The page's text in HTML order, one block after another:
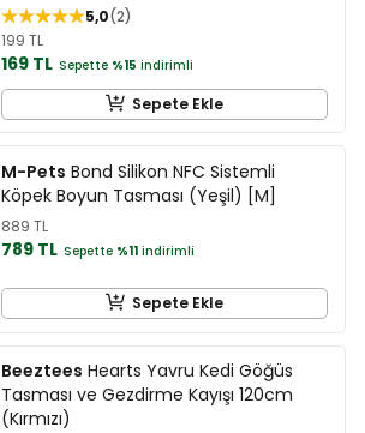
5,0 2
199 TL
169 TL Sepette %15 indirimli
Sepete Ekle
M-Pets Bond Silikon NFC Sistemli
Köpek Boyun Tasması (Yeşil) [M]
889 TL
789 TL Sepette %11 indirimli
Sepete Ekle
Beeztees Hearts Yavru Kedi Göğüs
Tasması ve Gezdirme Kayışı 120cm
(Kırmızı)